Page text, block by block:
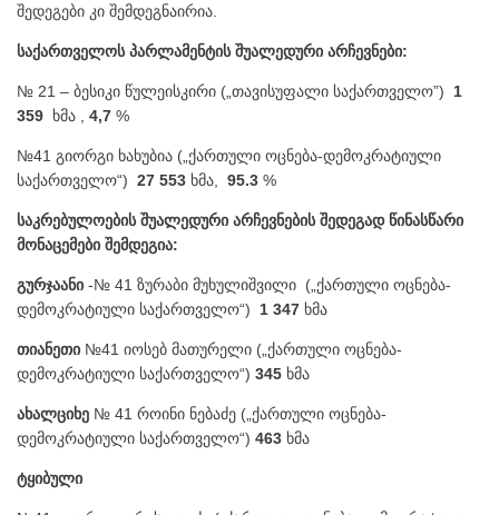
შედეგები კი შემდეგნაირია.
საქართველოს პარლამენტის შუალედური არჩევნები:
№ 21 – ბესიკი წულეისკირი („თავისუფალი საქართველო”) 1
359 ხმა , 4,7 %
№41 გიორგი ხახუბია („ქართული ოცნება-დემოკრატიული
საქართველო“) 27 553 ხმა, 95.3 %
საკრებულოების შუალედური არჩევნების შედეგად წინასწარი
მონაცემები შემდეგია:
გურჯაანი -№ 41 ზურაბი მუხულიშვილი („ქართული ოცნება-
დემოკრატიული საქართველო“) 1 347 ხმა
თიანეთი №41 იოსებ მათურელი („ქართული ოცნება-
დემოკრატიული საქართველო“) 345 ხმა
ახალციხე № 41 როინი ნებაძე („ქართული ოცნება-
დემოკრატიული საქართველო“) 463 ხმა
ტყიბული